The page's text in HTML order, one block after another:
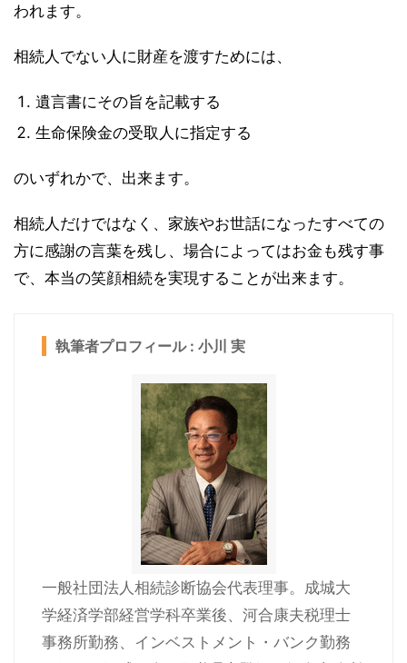
われます。
相続人でない人に財産を渡すためには、
遺言書にその旨を記載する
生命保険金の受取人に指定する
のいずれかで、出来ます。
相続人だけではなく、家族やお世話になったすべての
方に感謝の言葉を残し、場合によってはお金も残す事
で、本当の笑顔相続を実現することが出来ます。
執筆者プロフィール : 小川 実
一般社団法人相続診断協会代表理事。成城大
学経済学部経営学科卒業後、河合康夫税理士
事務所勤務、インベストメント・バンク勤務